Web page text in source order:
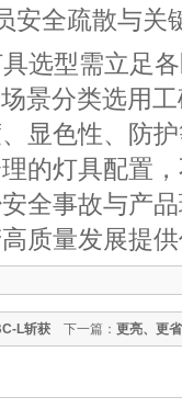
安全疏散与关
选型需立足
景分类选用
显色性、防
的灯具配置
全事故与产
质量发展提
下一篇： 更亮、更
L斩获